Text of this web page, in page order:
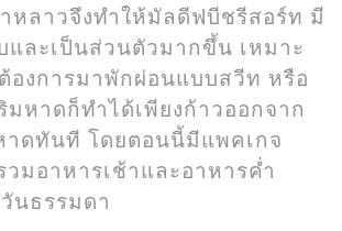
หลาวจึงทำให้มัลดีฟบีชรีสอร์ท มี
และเป็นส่วนตัวมากขึ้น เหมาะ
องการมาพักผ่อนแบบสวีท หรือ
มหาดก็ทำได้เพียงก้าวออกจาก
ดทันที โดยตอนนี้มีแพคเกจ
มอาหารเช้าและอาหารค่ำ
นธรรมดา